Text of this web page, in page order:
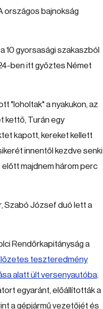
országos bajnokság
10 gyorsasági szakaszból
ben itt győztes Német
"loholtak" a nyakukon, az
kettő, Turán egy
kapott, kereket kellett
innentől kezdve senki
majdnem három perc
Szabó József duó lett a
Rendőrkapitányság a
teszteredmény
alatt ült versenyautóba.
egyaránt, előállították a
a gépjármű vezetőjét és